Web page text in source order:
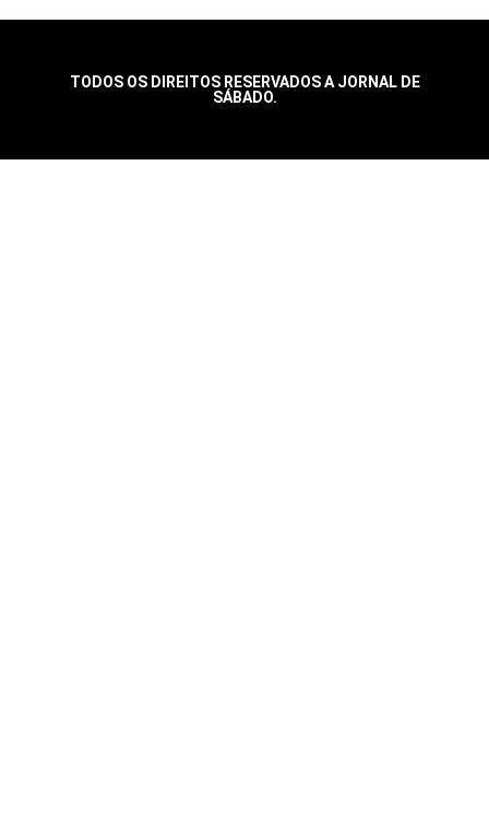
TODOS OS DIREITOS RESERVADOS A JORNAL DE
SÁBADO.